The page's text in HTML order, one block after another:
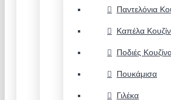
Παντελόνια
Καπέλα
Ποδιές
Πουκάμισα
Γιλέκα